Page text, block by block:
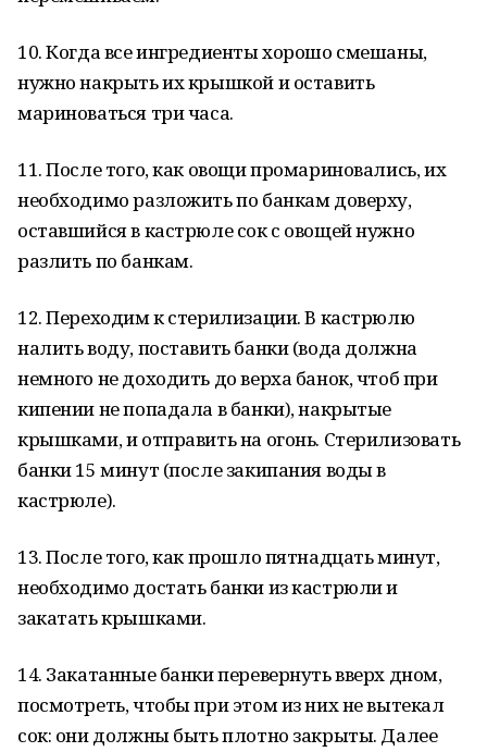
10. Когда все ингредиенты хорошо смешаны,
нужно накрыть их крышкой и оставить
мариноваться три часа.
11. После того, как овощи промариновались, их
необходимо разложить по банкам доверху,
оставшийся в кастрюле сок с овощей нужно
разлить по банкам.
12. Переходим к стерилизации. В кастрюлю
налить воду, поставить банки (вода должна
немного не доходить до верха банок, чтоб при
кипении не попадала в банки), накрытые
крышками, и отправить на огонь. Стерилизовать
банки 15 минут (после закипания воды в
кастрюле).
13. После того, как прошло пятнадцать минут,
необходимо достать банки из кастрюли и
закатать крышками.
14. Закатанные банки перевернуть вверх дном,
посмотреть, чтобы при этом из них не вытекал
сок: они должны быть плотно закрыты. Далее